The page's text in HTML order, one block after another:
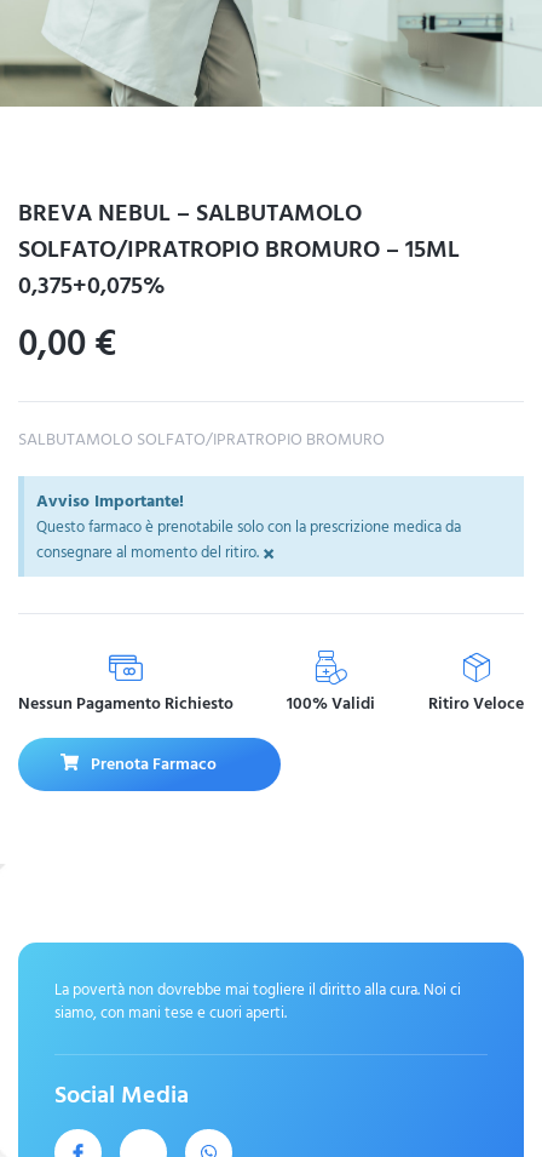
BREVA NEBUL – SALBUTAMOLO
SOLFATO/IPRATROPIO BROMURO – 15ML
0,375+0,075%
0,00€
SALBUTAMOLO SOLFATO/IPRATROPIO BROMURO
Avviso Importante!
Questo farmaco è prenotabile solo con la prescrizione medica da
consegnare al momento del ritiro.×
Nessun Pagamento Richiesto 100% Validi Ritiro Veloce
Prenota Farmaco
La povertà non dovrebbe mai togliere il diritto alla cura. Noi ci
siamo, con mani tese e cuori aperti.
Social Media